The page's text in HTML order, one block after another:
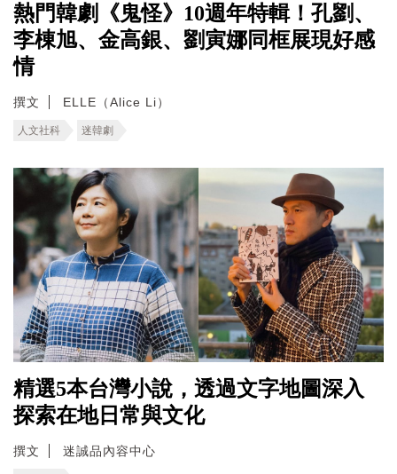
熱門韓劇《鬼怪》10週年特輯！孔劉、
李棟旭、金高銀、劉寅娜同框展現好感
情
撰文 ELLE（Alice Li）
人文社科 迷韓劇
精選5本台灣小說，透過文字地圖深入
探索在地日常與文化
撰文 迷誠品內容中心